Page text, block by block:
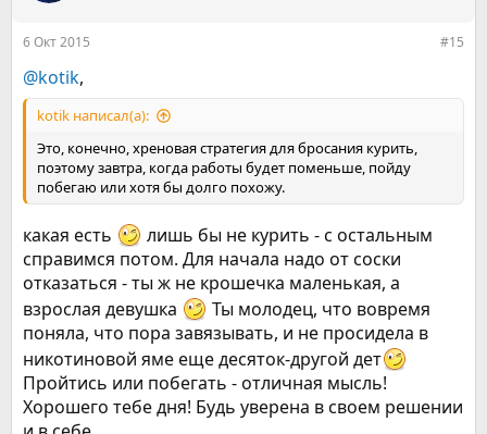
6 Окт 2015 #15
@kotik,
kotik написал(а):
Это, конечно, хреновая стратегия для бросания курить,
поэтому завтра, когда работы будет поменьше, пойду
побегаю или хотя бы долго похожу.
какая есть
лишь бы не курить - с остальным
справимся потом. Для начала надо от соски
отказаться - ты ж не крошечка маленькая, а
взрослая девушка
Ты молодец, что вовремя
поняла, что пора завязывать, и не просидела в
никотиновой яме еще десяток-другой дет
Пройтись или побегать - отличная мысль!
Хорошего тебе дня! Будь уверена в своем решении